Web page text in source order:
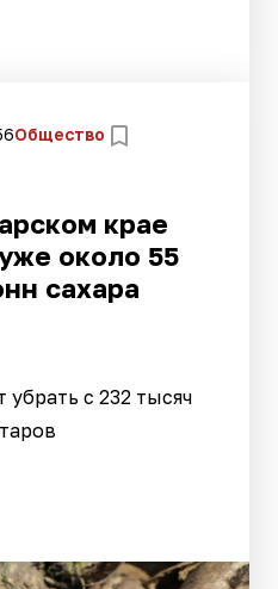
Общество
крае
около 55
сахара
убрать с 232 тысяч